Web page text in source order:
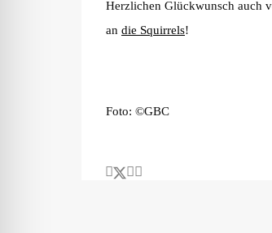
Herzlichen Glückwunsch auch
an die Squirrels!
Foto: ©GBC